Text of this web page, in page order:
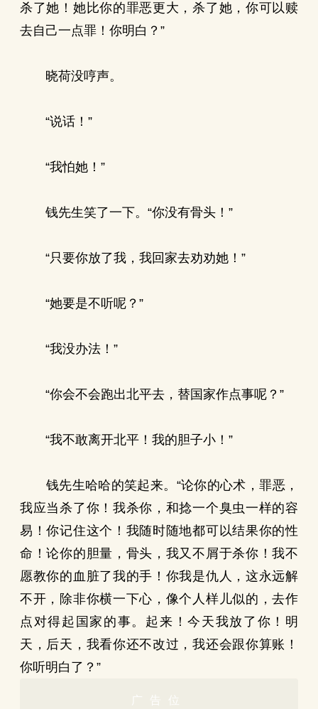
杀了她！她比你的罪恶更大，杀了她，你可以赎
去自己一点罪！你明白？”
晓荷没哼声。
“说话！”
“我怕她！”
钱先生笑了一下。“你没有骨头！”
“只要你放了我，我回家去劝劝她！”
“她要是不听呢？”
“我没办法！”
“你会不会跑出北平去，替国家作点事呢？”
“我不敢离开北平！我的胆子小！”
钱先生哈哈的笑起来。“论你的心术，罪恶，
我应当杀了你！我杀你，和捻一个臭虫一样的容
易！你记住这个！我随时随地都可以结果你的性
命！论你的胆量，骨头，我又不屑于杀你！我不
愿教你的血脏了我的手！你我是仇人，这永远解
不开，除非你横一下心，像个人样儿似的，去作
点对得起国家的事。起来！今天我放了你！明
天，后天，我看你还不改过，我还会跟你算账！
你听明白了？”
广告位